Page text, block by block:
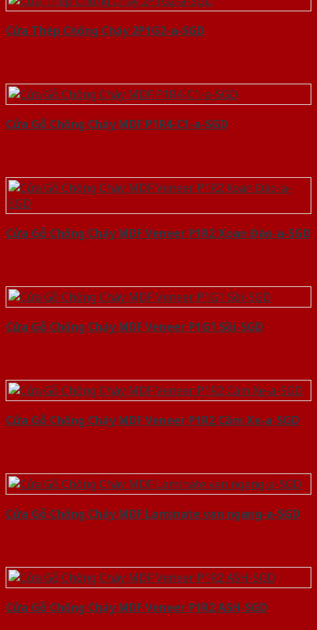
Cửa Thép Chống Cháy 2P1G2-a-SGD
Cửa Gỗ Chống Cháy MDF P1R4-C1-a-SGD
Cửa Gỗ Chống Cháy MDF Veneer P1R2 Xoan Đào-a-SGD
Cửa Gỗ Chống Cháy MDF Veneer P1G1 Sồi-SGD
Cửa Gỗ Chống Cháy MDF Veneer P1R2 Căm Xe-a-SGD
Cửa Gỗ Chống Cháy MDF Laminate van ngang-a-SGD
Cửa Gỗ Chống Cháy MDF Veneer P1R2 ASH-SGD